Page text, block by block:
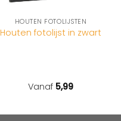
HOUTEN FOTOLIJSTEN
Houten fotolijst in zwart
Vanaf 5,99